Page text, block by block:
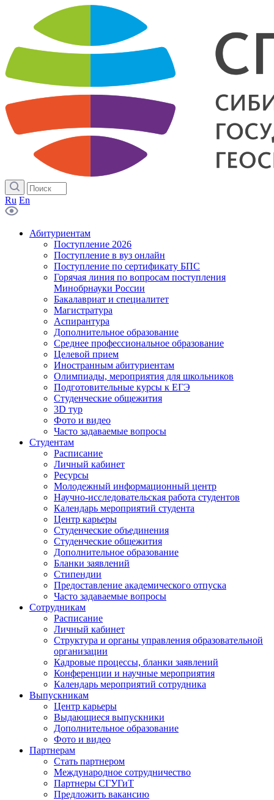
Ru En
Абитуриентам
Поступление 2026
Поступление в вуз онлайн
Поступление по сертификату БПС
Горячая линия по вопросам поступления
Минобрнауки России
Бакалавриат и специалитет
Магистратура
Аспирантура
Дополнительное образование
Среднее профессиональное образование
Целевой прием
Иностранным абитуриентам
Олимпиады, мероприятия для школьников
Подготовительные курсы к ЕГЭ
Студенческие общежития
3D тур
Фото и видео
Часто задаваемые вопросы
Студентам
Расписание
Личный кабинет
Ресурсы
Молодежный информационный центр
Научно-исследовательская работа студентов
Календарь мероприятий студента
Центр карьеры
Студенческие объединения
Студенческие общежития
Дополнительное образование
Бланки заявлений
Стипендии
Предоставление академического отпуска
Часто задаваемые вопросы
Сотрудникам
Расписание
Личный кабинет
Структура и органы управления образовательной
организации
Кадровые процессы, бланки заявлений
Конференции и научные мероприятия
Календарь мероприятий сотрудника
Выпускникам
Центр карьеры
Выдающиеся выпускники
Дополнительное образование
Фото и видео
Партнерам
Стать партнером
Международное сотрудничество
Партнеры СГУГиТ
Предложить вакансию